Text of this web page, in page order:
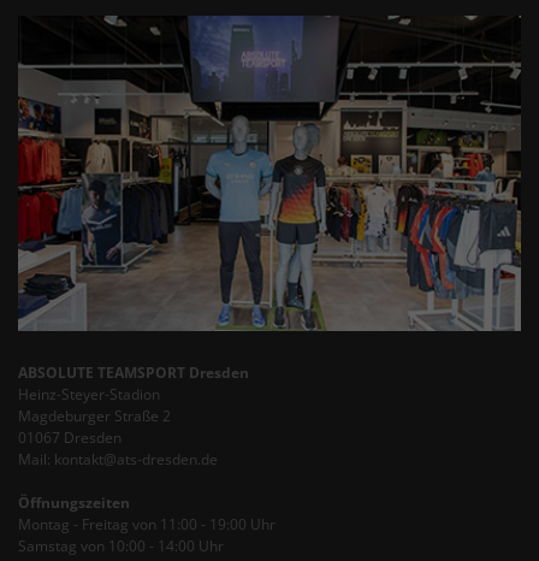
ABSOLUTE TEAMSPORT Dresden
Heinz-Steyer-Stadion
Magdeburger Straße 2
01067 Dresden
Mail: kontakt@ats-dresden.de
Öffnungszeiten
Montag - Freitag von 11:00 - 19:00 Uhr
Samstag von 10:00 - 14:00 Uhr